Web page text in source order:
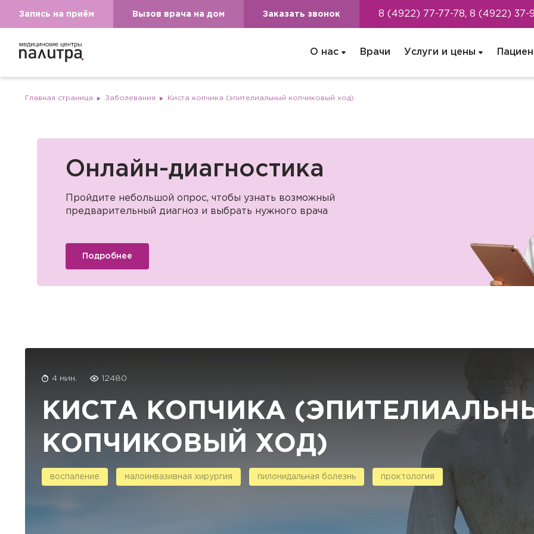
Запись на приём Вызов врача на дом Заказать звонок 8 (4922) 77-77-78, 8 (4922) 37-
О нас Врачи Услуги и цены
Главная страница Заболевания Киста копчика (эпителиальный копчиковый ход)
Онлайн-диагностика
Пройдите небольшой опрос, чтобы узнать возможный
предварительный диагноз и выбрать нужного врача
Подробнее
4 мин. 12480
КИСТА КОПЧИКА
КОПЧИКОВЫЙ ХОД)
воспаление малоинвазивная хирургия пилонидальная болезнь проктология